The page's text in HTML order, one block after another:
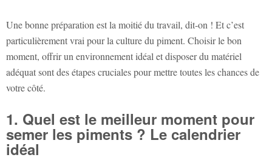
Une bonne préparation est la moitié du travail, dit-on ! Et c’est
particulièrement vrai pour la culture du piment. Choisir le bon
moment, offrir un environnement idéal et disposer du matériel
adéquat sont des étapes cruciales pour mettre toutes les chances de
votre côté.
1. Quel est le meilleur moment pour
semer les piments ? Le calendrier
idéal ️